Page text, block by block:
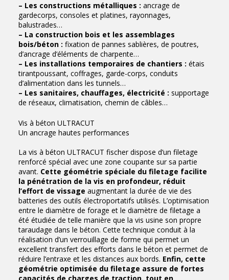
– Les constructions métalliques : ancrage de
gardecorps, consoles et platines, rayonnages,
balustrades…
– La construction bois et les assemblages
bois/béton : fixation de pannes sablières, de poutres,
d’ancrage d’éléments de charpente…
– Les installations temporaires de chantiers : étais
tirantpoussant, coffrages, garde-corps, conduits
d’alimentation dans les tunnels…
– Les sanitaires, chauffages, électricité : supportage
de réseaux, climatisation, chemin de câbles…
Vis à béton ULTRACUT
Un ancrage hautes performances
La vis à béton ULTRACUT fischer dispose d’un filetage
renforcé spécial avec une zone coupante sur sa partie
avant. Cette géométrie spéciale du filetage facilite
la pénétration de la vis en profondeur, réduit
l’effort de vissage augmentant la durée de vie des
batteries des outils électroportatifs utilisés. L’optimisation
entre le diamètre de forage et le diamètre de filetage a
été étudiée de telle manière que la vis usine son propre
taraudage dans le béton. Cette technique conduit à la
réalisation d’un verrouillage de forme qui permet un
excellent transfert des efforts dans le béton et permet de
réduire l’entraxe et les distances aux bords. Enfin, cette
géométrie optimisée du filetage assure de fortes